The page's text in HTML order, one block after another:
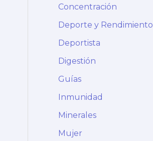
Concentración
Deporte y Rendimiento
Deportista
Digestión
Guías
Inmunidad
Minerales
Mujer